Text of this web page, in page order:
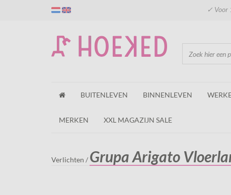
✓ Voor
BUITENLEVEN BINNENLEVEN
MERKEN XXL MAGAZIJN SALE
Verlichten / Grupa Arigato